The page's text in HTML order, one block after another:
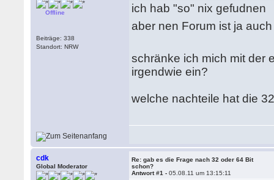
Offline
Beiträge: 338
Standort: NRW
ich hab "so" nix gefudnen
aber nen Forum ist ja
schränke ich mich mit der
irgendwie ein?
welche nachteile hat die
cdk
Global Moderator
Re: gab es die Frage nach 32 oder 64 Bit
schon?
Antwort #1 -05.08.11 um 13:15:11